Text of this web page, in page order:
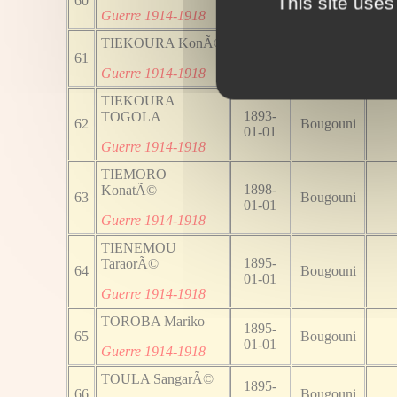
Guerre 1914-1918
61
TIEKOURA KonÃ©
Guerre 1914-1918
62
TIEKOURA
TOGOLA
Guerre 1914-1918
1893-
01-01
Bougouni
63
TIEMORO
KonatÃ©
Guerre 1914-1918
1898-
01-01
Bougouni
64
TIENEMOU
TaraorÃ©
Guerre 1914-1918
1895-
01-01
Bougouni
65
TOROBA Mariko
Guerre 1914-1918
1895-
01-01
Bougouni
TOULA SangarÃ©
1895-